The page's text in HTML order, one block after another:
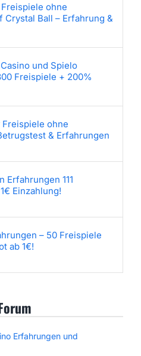
ohne
Crystal Ball – Erfahrung &
Casino und Spielo
Freispiele + 200%
ohne
& Erfahrungen
Erfahrungen 111
Einzahlung!
– 50 Freispiele
ab 1€!
Erfahrungen und